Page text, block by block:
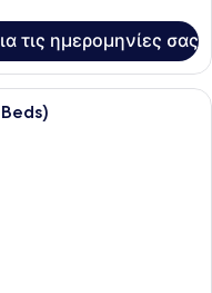
τις ημερομηνίες σας
σαλόνι με έναν